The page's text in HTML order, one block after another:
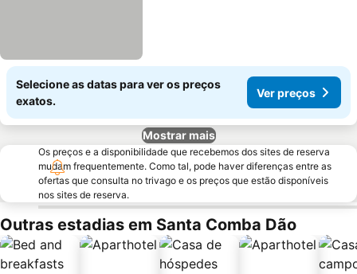
Selecione as datas para ver os preços
exatos.
Ver preços
Mostrar mais
Os preços e a disponibilidade que recebemos dos sites de reserva
mudam frequentemente. Como tal, pode haver diferenças entre as
ofertas que consulta no trivago e os preços que estão disponíveis
nos sites de reserva.
Outras estadias em Santa Comba Dão